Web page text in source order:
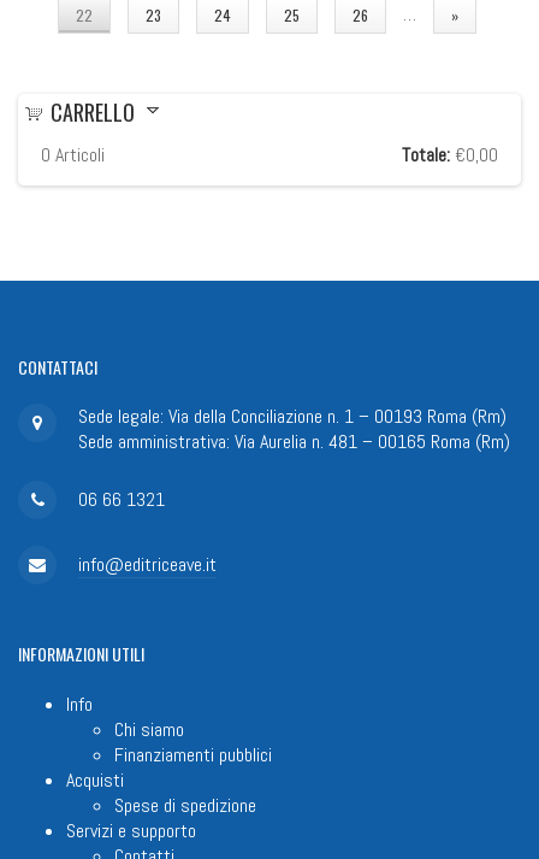
22
23 24 25 26 … »
CARRELLO
0 Articoli Totale: €0,00
CONTATTACI
Sede legale: Via della Conciliazione n. 1 – 00193 Roma (Rm)
Sede amministrativa: Via Aurelia n. 481 – 00165 Roma (Rm)
06 66 1321
info@editriceave.it
INFORMAZIONIUTILI
Info
Chi siamo
Finanziamenti pubblici
Acquisti
Spese di spedizione
Servizi e supporto